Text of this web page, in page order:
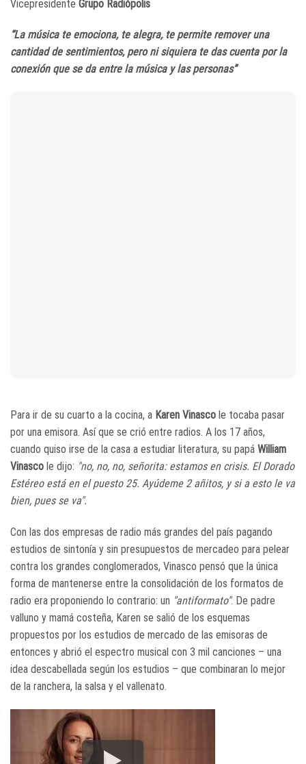
Vicepresidente Grupo Radiópolis
“La música te emociona, te alegra, te permite remover una
cantidad de sentimientos, pero ni siquiera te das cuenta por la
conexión que se da entre la música y las personas”
Para ir de su cuarto a la cocina, a Karen Vinasco le tocaba pasar
por una emisora. Así que se crió entre radios. A los 17 años,
cuando quiso irse de la casa a estudiar literatura, su papá William
Vinasco le dijo: "no, no, no, señorita: estamos en crisis. El Dorado
Estéreo está en el puesto 25. Ayúdeme 2 añitos, y si a esto le va
bien, pues se va".
Con las dos empresas de radio más grandes del país pagando
estudios de sintonía y sin presupuestos de mercadeo para pelear
contra los grandes conglomerados, Vinasco pensó que la única
forma de mantenerse entre la consolidación de los formatos de
radio era proponiendo lo contrario: un "antiformato". De padre
valluno y mamá costeña, Karen se salió de los esquemas
propuestos por los estudios de mercado de las emisoras de
entonces y abrió el espectro musical con 3 mil canciones – una
idea descabellada según los estudios – que combinaran lo mejor
de la ranchera, la salsa y el vallenato.